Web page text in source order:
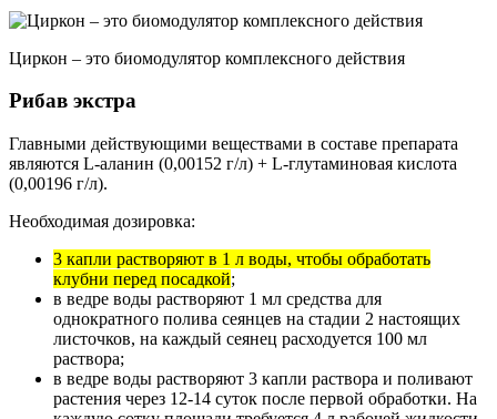
Циркон – это биомодулятор комплексного действия
Рибав экстра
Главными действующими веществами в составе препарата
являются L-аланин (0,00152 г/л) + L-глутаминовая кислота
(0,00196 г/л).
Необходимая дозировка:
3 капли растворяют в 1 л воды, чтобы обработать
клубни перед посадкой;
в ведре воды растворяют 1 мл средства для
однократного полива сеянцев на стадии 2 настоящих
листочков, на каждый сеянец расходуется 100 мл
раствора;
в ведре воды растворяют 3 капли раствора и поливают
растения через 12-14 суток после первой обработки. На